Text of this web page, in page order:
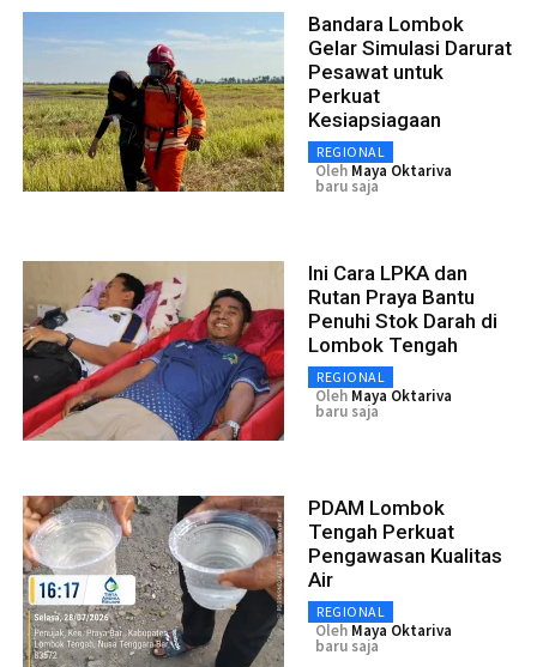
Bandara Lombok
Gelar Simulasi Darurat
Pesawat untuk
Perkuat
Kesiapsiagaan
REGIONAL
Oleh Maya Oktariva
baru saja
Ini Cara LPKA dan
Rutan Praya Bantu
Penuhi Stok Darah di
Lombok Tengah
REGIONAL
Oleh Maya Oktariva
baru saja
PDAM Lombok
Tengah Perkuat
Pengawasan Kualitas
Air
REGIONAL
Oleh Maya Oktariva
baru saja